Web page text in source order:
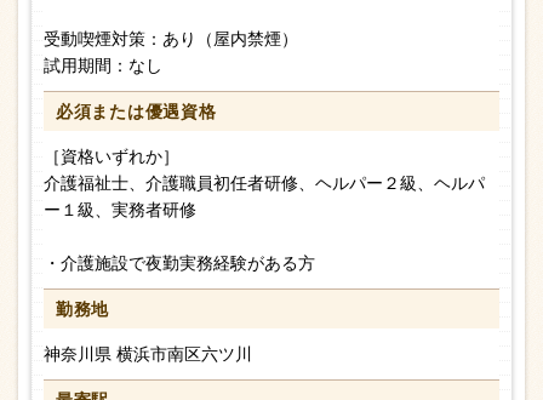
受動喫煙対策：あり（屋内禁煙）
試用期間：なし
必須または優遇資格
［資格いずれか］
介護福祉士、介護職員初任者研修、ヘルパー２級、ヘルパ
ー１級、実務者研修
・介護施設で夜勤実務経験がある方
勤務地
神奈川県 横浜市南区六ツ川